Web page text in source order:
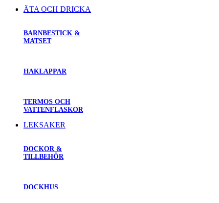
ÄTA OCH DRICKA
BARNBESTICK &
MATSET
HAKLAPPAR
TERMOS OCH
VATTENFLASKOR
LEKSAKER
DOCKOR &
TILLBEHÖR
DOCKHUS